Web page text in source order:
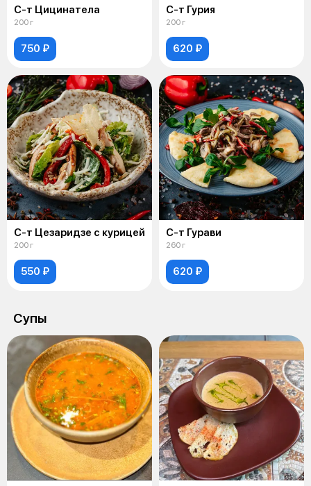
С-т Цицинатела
200 г
750 ₽
С-т Гурия
200 г
620 ₽
С-т Цезаридзе с курицей
200 г
550 ₽
С-т Гурави
260 г
620 ₽
Супы